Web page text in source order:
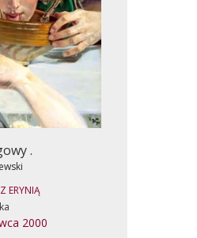
.
ERYNIĄ
2000